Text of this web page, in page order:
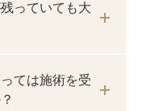
っていても大
ては施術を受